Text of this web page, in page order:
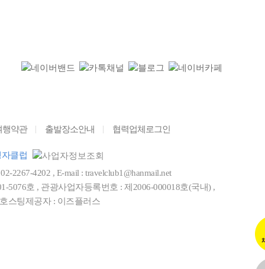
행약관 출발장소안내 협력업체로그인
클럽
2267-4202 , E-mail : travelclub1@hanmail.net
5076호 , 관광사업자등록번호 : 제2006-000018호(국내) ,
스팅제공자 : 이즈플러스